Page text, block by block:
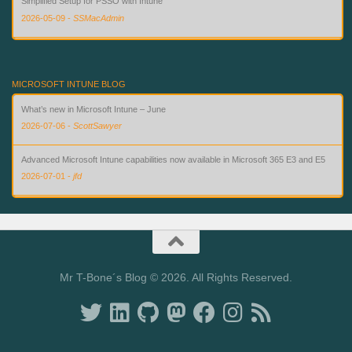
2026-05-09 - SSMacAdmin
MICROSOFT INTUNE BLOG
What’s new in Microsoft Intune – June
2026-07-06 - ScottSawyer
Advanced Microsoft Intune capabilities now available in Microsoft 365 E3 and E5
2026-07-01 - jfd
Mr T-Bone´s Blog © 2026. All Rights Reserved.